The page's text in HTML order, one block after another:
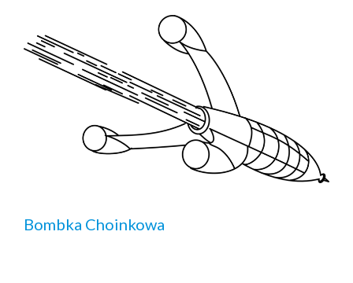
Bombka Choinkowa